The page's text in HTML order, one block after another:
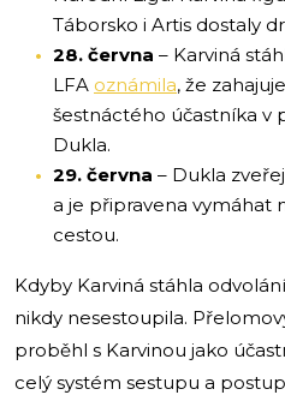
Táborsko i Artis dostaly
28. června – Karviná
LFA oznámila, že
šestnáctého účastníka v
Dukla.
29. června – Dukla
a je připravena vymáhat
cestou.
Kdyby Karviná stáhla
nikdy nesestoupila.
proběhl s Karvinou jako
celý systém sestupu a